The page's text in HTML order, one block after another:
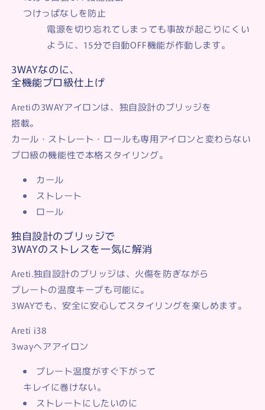
つけっぱなしを防止
電源を切り忘れてしまっても事故が起こりにくい
ように、15分で自動OFF機能が作動します。
3WAYなのに、
全機能プロ級仕上げ
Aretiの3WAYアイロンは、独自設計のブリッジを
搭載。
カール・ストレート・ロールも専用アイロンと変わらない
プロ級の機能性で本格スタイリング。
カール
ストレート
ロール
独自設計のブリッジで
3WAYのストレスを一気に解消
Areti.独自設計のブリッジは、火傷を防ぎながら
プレートの温度キープも可能に。
3WAYでも、安全に安心してスタイリングを楽しめます。
Areti i38
3wayヘアアイロン
プレート温度がすぐ下がって
キレイに巻けない。
ストレートにしたいのに